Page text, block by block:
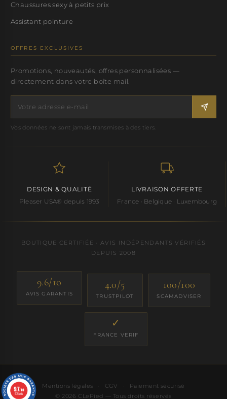
Chaussures sexy à petits prix
Assistant pointure
OFFRES EXCLUSIVES
Promotions, nouveautés, offres personnalisées —
directement dans votre boîte mail.
Vos données ne sont jamais transmises à des tiers.
DESIGN & QUALITÉ
Pleaser USA® depuis 1993
LIVRAISON OFFERTE
France · Belgique · Luxembourg
BOUTIQUE CERTIFIÉE · AVIS INDÉPENDANTS VÉRIFIÉS
DEPUIS 2008
9.6/10
AVIS GARANTIS
4.0/5
TRUSTPILOT
100/100
SCAMADVISER
✓
FRANCE VERIF
© 2026 CLePied — Tous droits réservés
Mentions légales CGV Paiement sécurisé
9.7/10
575 avis